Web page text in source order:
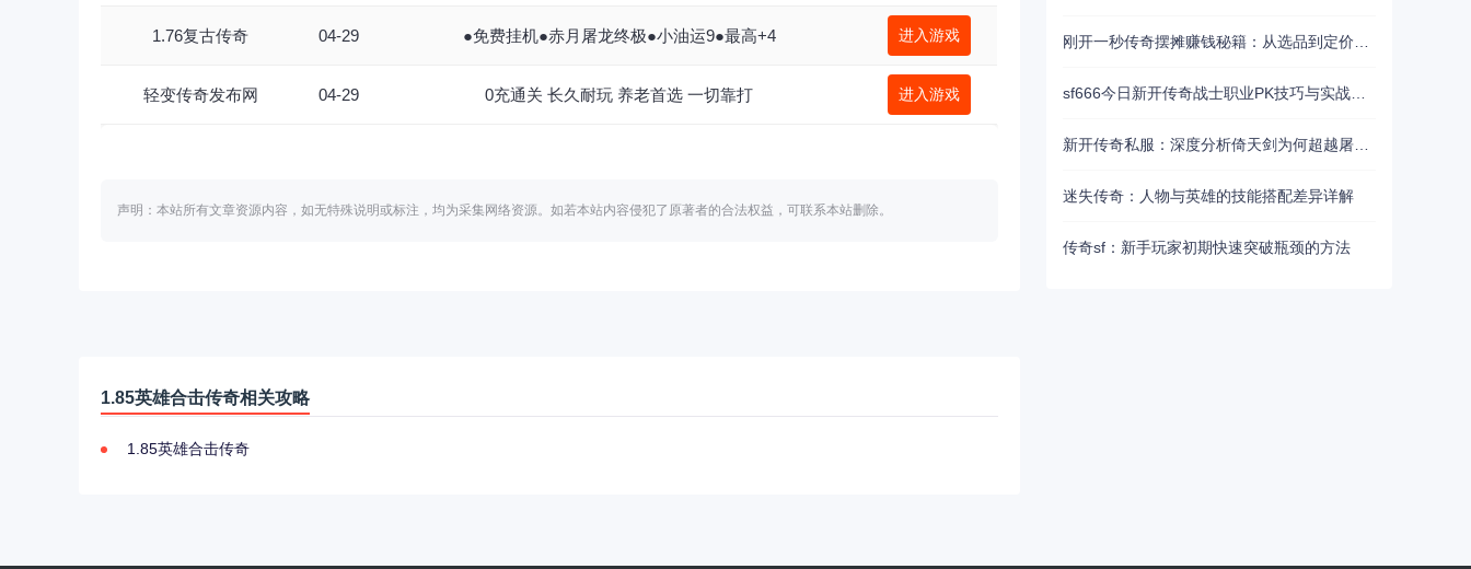
1.76复古传奇 04-29 ●免费挂机●赤月屠龙终极●小油运9●最高+4 进入游戏
轻变传奇发布网 04-29 0充通关 长久耐玩 养老首选 一切靠打 进入游戏
声明：本站所有文章资源内容，如无特殊说明或标注，均为采集网络资源。如若本站内容侵犯了原著者的合法权益，可联系本站删除。
1.85英雄合击传奇相关攻略
1.85英雄合击传奇
迷失传奇：人物与英雄的技能搭配差异详解
传奇sf：新手玩家初期快速突破瓶颈的方法